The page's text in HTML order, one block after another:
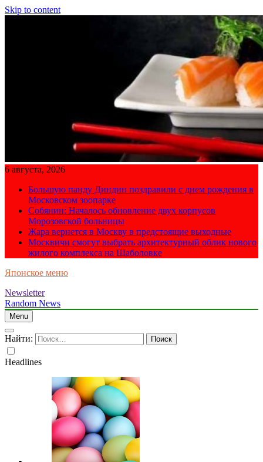
Skip to content
6 августа, 2026
Большую панду Диндин поздравили с днем рождения в
Московском зоопарке
Собянин: Началось обновление двух корпусов
Морозовской больницы
Жара вернется в Москву в предстоящие выходные
Москвичи смогут выбрать архитектурный облик нового
жилого комплекса на Шаболовке
Японское меню
Newsletter
Random News
Menu
Найти:
Headlines